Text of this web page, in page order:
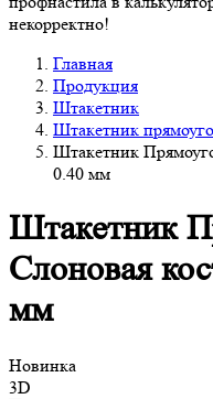
некорректно!
Главная
Продукция
Штакетник
Штакетник
Штакетник
0.40 мм
Штакетник
Слоновая
мм
Новинка
3D